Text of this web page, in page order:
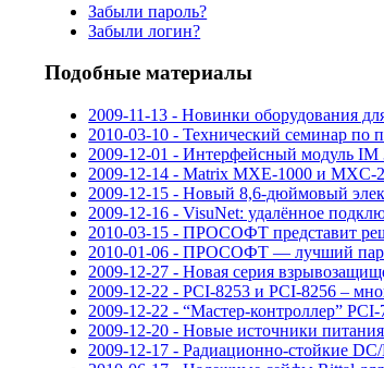
Забыли пароль?
Забыли логин?
Подобные материалы
2009-11-13 - Новинки оборудования
2010-03-10 - Технический семинар по
2009-12-01 - Интерфейсный модуль
2009-12-14 - Matrix MXE-1000 и MXC-
2009-12-15 - Новый 8,6-дюймовый
2009-12-16 - VisuNet: удалённое
2010-03-15 - ПРОСОФТ представит
2010-01-06 - ПРОСОФТ — лучший
2009-12-27 - Новая серия
2009-12-22 - PCI-8253 и PCI-8256 –
2009-12-22 - “Мастер-контроллер”
2009-12-20 - Новые источники
2009-12-17 - Радиационно-стойкие